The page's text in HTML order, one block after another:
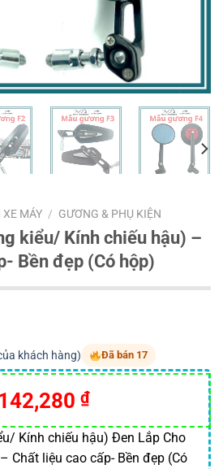
XE MÁY / GƯƠNG & PHỤ KIỆN
kiểu/ Kính chiếu hậu) –
Bền đẹp (Có hộp)
khách hàng) Đã bán 17
142,280 ₫
Kính chiếu hậu) Đen Lắp Cho
Chất liệu cao cấp- Bền đẹp (Có